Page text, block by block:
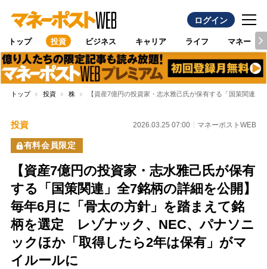
ログイン
トップ 投資 ビジネス キャリア ライフ マネー
トップ 投資 株 【資産7億円の投資家・志水雅己氏が保有する「国策関連
投資 2026.03.25 07:00 マネーポストWEB
有料会員限定
【資産7億円の投資家・志水雅己氏が保有
する「国策関連」全7銘柄の詳細を公開】
毎年6月に「骨太の方針」を踏まえて銘
柄を選定 レゾナック、NEC、パナソニ
ックほか「取得したら2年は保有」がマ
イルールに